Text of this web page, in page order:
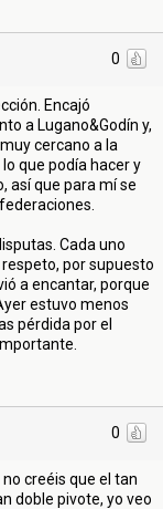
0
Encajó
a Lugano&Godín y,
cercano a la
que podía hacer y
así que para mí se
Cada uno
por supuesto
a encantar, porque
estuvo menos
pérdida por el
0
creéis que el tan
doble pivote, yo veo